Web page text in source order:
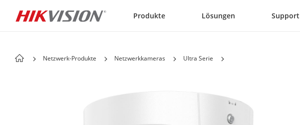
Produkte Lösungen Support
Netzwerk-Produkte Netzwerkkameras Ultra Serie